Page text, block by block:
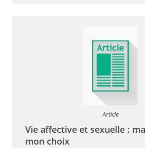
Article
Vie affective et sexuelle :
mon choix